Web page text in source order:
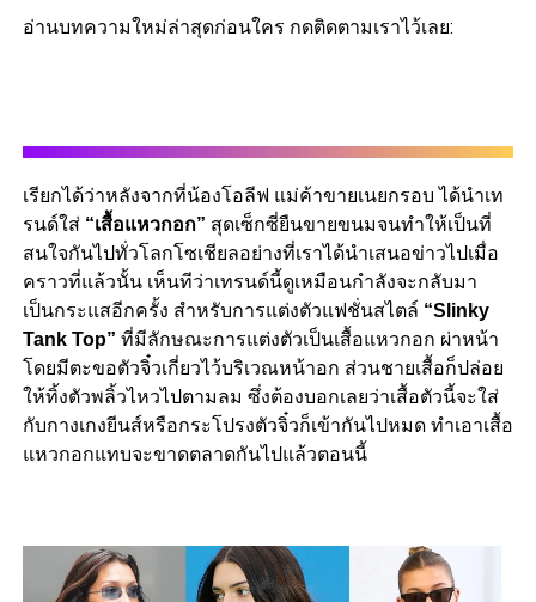
อ่านบทความใหม่ล่าสุดก่อนใคร กดติดตามเราไว้เลย:
เรียกได้ว่าหลังจากที่น้องโอลีฟ แม่ค้าขายเนยกรอบ ได้นำเท
รนด์ใส่ “เสื้อแหวกอก” สุดเซ็กซี่ยืนขายขนมจนทำให้เป็นที่
สนใจกันไปทั่วโลกโซเชียลอย่างที่เราได้นำเสนอข่าวไปเมื่อ
คราวที่แล้วนั้น เห็นทีว่าเทรนด์นี้ดูเหมือนกำลังจะกลับมา
เป็นกระแสอีกครั้ง สำหรับการแต่งตัวแฟชั่นสไตล์ “Slinky
Tank Top” ที่มีลักษณะการแต่งตัวเป็นเสื้อแหวกอก ผ่าหน้า
โดยมีตะขอตัวจิ๋วเกี่ยวไว้บริเวณหน้าอก ส่วนชายเสื้อก็ปล่อย
ให้ทิ้งตัวพลิ้วไหวไปตามลม ซึ่งต้องบอกเลยว่าเสื้อตัวนี้จะใส่
กับกางเกงยีนส์หรือกระโปรงตัวจิ๋วก็เข้ากันไปหมด ทำเอาเสื้อ
แหวกอกแทบจะขาดตลาดกันไปแล้วตอนนี้